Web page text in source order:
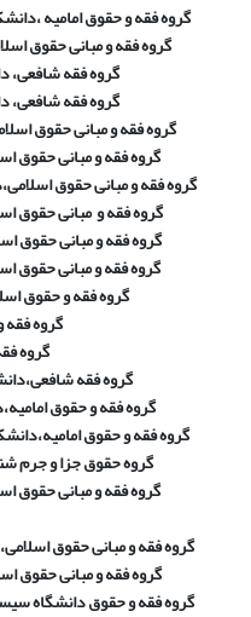
گروه فقه و حقوق امامیه
گروه فقه و مبانی حقوق
گروه فقه شافعی،
گروه فقه شافعی،
گروه فقه و مبانی حقوق
گروه فقه و مبانی حقوق
گروه فقه و مبانی حقوق
گروه فقه و مبانی حقوق
گروه فقه و مبانی حقوق
گروه فقه و مبانی حقوق
گروه فقه و حقوق
گروه فقه
گروه
گروه فقه
گروه فقه و حقوق
گروه فقه و حقوق
گروه حقوق جزا و جرم
گروه فقه و مبانی حقوق
گروه فقه و مبانی حقوق
گروه فقه و مبانی حقوق
گروه فقه و حقوق دانشگاه